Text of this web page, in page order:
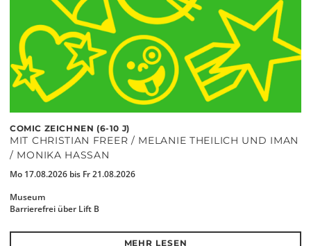
COMIC ZEICHNEN (6-10 J)
MIT CHRISTIAN FREER / MELANIE THEILICH UND IMAN
/ MONIKA HASSAN
Mo 17.08.2026 bis Fr 21.08.2026
Museum
Barrierefrei über Lift B
MEHR LESEN